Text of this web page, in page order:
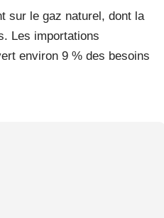
sur le gaz naturel, dont la
Les importations
environ 9 % des besoins